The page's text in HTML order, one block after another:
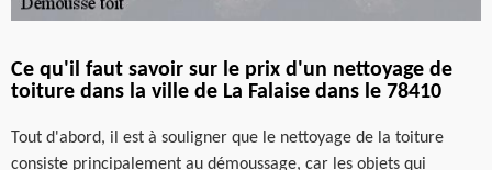
Ce qu'il faut savoir sur le prix d'un nettoyage de
toiture dans la ville de La Falaise dans le 78410
Tout d'abord, il est à souligner que le nettoyage de la toiture
consiste principalement au démoussage, car les objets qui